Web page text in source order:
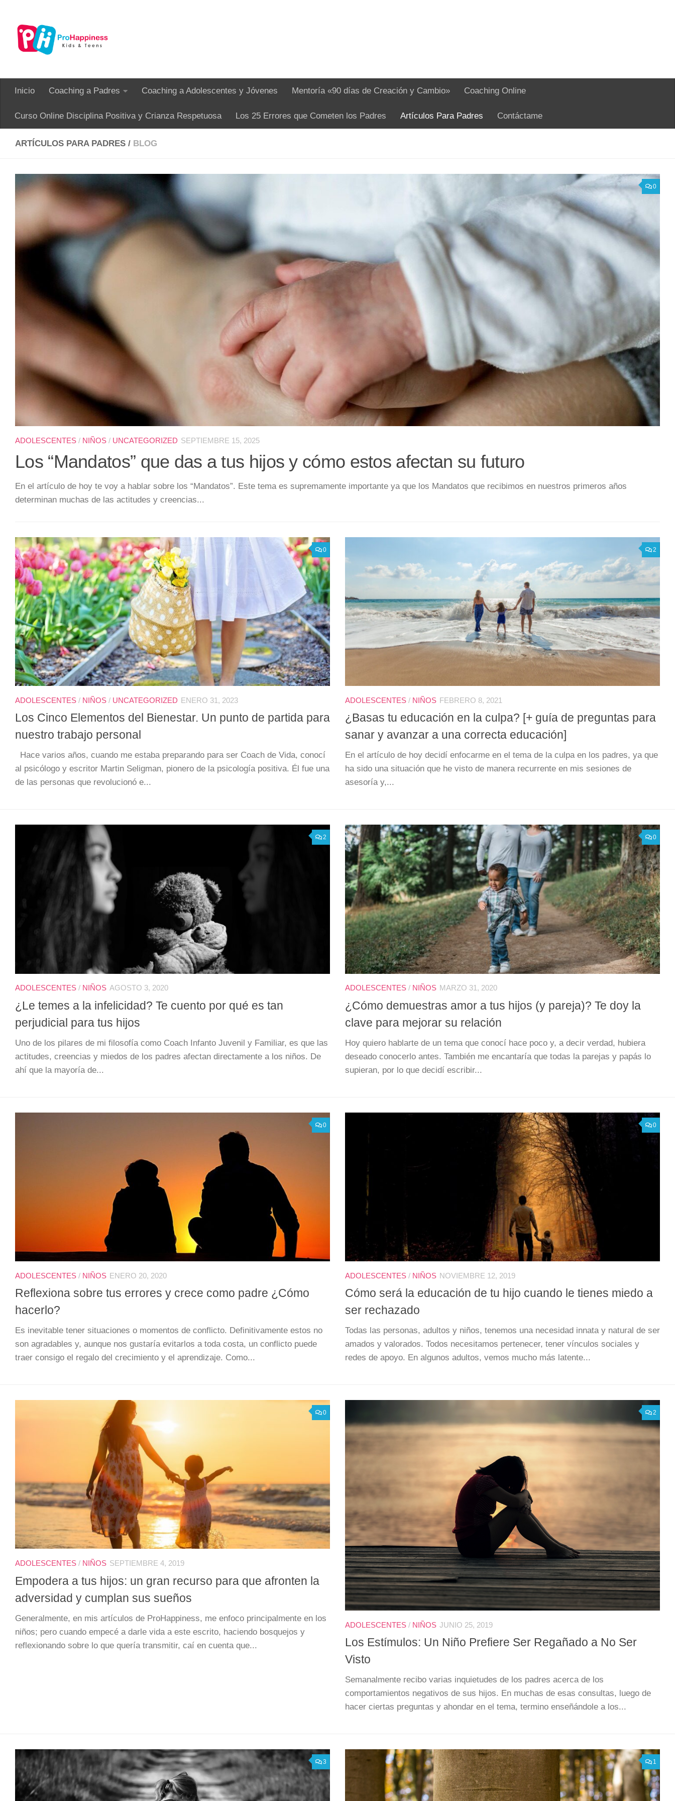
Inicio Coaching a Padres Coaching a Adolescentes y Jóvenes Mentoría «90 días de Creación y Cambio» Coaching Online
Curso Online Disciplina Positiva y Crianza Respetuosa Los 25 Errores que Cometen los Padres Artículos Para Padres Contáctame
ARTÍCULOS PARA PADRES / BLOG
0
ADOLESCENTES / NIÑOS / UNCATEGORIZED SEPTIEMBRE 15, 2025
Los “Mandatos” que das a tus hijos y cómo estos afectan su futuro
En el artículo de hoy te voy a hablar sobre los “Mandatos”. Este tema es supremamente importante ya que los Mandatos que recibimos en nuestros primeros años
determinan muchas de las actitudes y creencias...
0
ADOLESCENTES / NIÑOS / UNCATEGORIZED ENERO 31, 2023
Los Cinco Elementos del Bienestar. Un punto de partida para
nuestro trabajo personal
Hace varios años, cuando me estaba preparando para ser Coach de Vida, conocí
al psicólogo y escritor Martin Seligman, pionero de la psicología positiva. Él fue una
de las personas que revolucionó e...
2
ADOLESCENTES / NIÑOS FEBRERO 8, 2021
¿Basas tu educación en la culpa? [+ guía de preguntas para
sanar y avanzar a una correcta educación]
En el artículo de hoy decidí enfocarme en el tema de la culpa en los padres, ya que
ha sido una situación que he visto de manera recurrente en mis sesiones de
asesoría y,...
2
ADOLESCENTES / NIÑOS AGOSTO 3, 2020
¿Le temes a la infelicidad? Te cuento por qué es tan
perjudicial para tus hijos
Uno de los pilares de mi filosofía como Coach Infanto Juvenil y Familiar, es que las
actitudes, creencias y miedos de los padres afectan directamente a los niños. De
ahí que la mayoría de...
0
ADOLESCENTES / NIÑOS MARZO 31, 2020
¿Cómo demuestras amor a tus hijos (y pareja)? Te doy la
clave para mejorar su relación
Hoy quiero hablarte de un tema que conocí hace poco y, a decir verdad, hubiera
deseado conocerlo antes. También me encantaría que todas la parejas y papás lo
supieran, por lo que decidí escribir...
0
ADOLESCENTES / NIÑOS ENERO 20, 2020
Reflexiona sobre tus errores y crece como padre ¿Cómo
hacerlo?
Es inevitable tener situaciones o momentos de conflicto. Definitivamente estos no
son agradables y, aunque nos gustaría evitarlos a toda costa, un conflicto puede
traer consigo el regalo del crecimiento y el aprendizaje. Como...
0
ADOLESCENTES / NIÑOS NOVIEMBRE 12, 2019
Cómo será la educación de tu hijo cuando le tienes miedo a
ser rechazado
Todas las personas, adultos y niños, tenemos una necesidad innata y natural de ser
amados y valorados. Todos necesitamos pertenecer, tener vínculos sociales y
redes de apoyo. En algunos adultos, vemos mucho más latente...
0
ADOLESCENTES / NIÑOS SEPTIEMBRE 4, 2019
Empodera a tus hijos: un gran recurso para que afronten la
adversidad y cumplan sus sueños
Generalmente, en mis artículos de ProHappiness, me enfoco principalmente en los
niños; pero cuando empecé a darle vida a este escrito, haciendo bosquejos y
reflexionando sobre lo que quería transmitir, caí en cuenta que...
2
ADOLESCENTES / NIÑOS JUNIO 25, 2019
Los Estímulos: Un Niño Prefiere Ser Regañado a No Ser
Visto
Semanalmente recibo varias inquietudes de los padres acerca de los
comportamientos negativos de sus hijos. En muchas de esas consultas, luego de
hacer ciertas preguntas y ahondar en el tema, termino enseñándole a los...
3 1